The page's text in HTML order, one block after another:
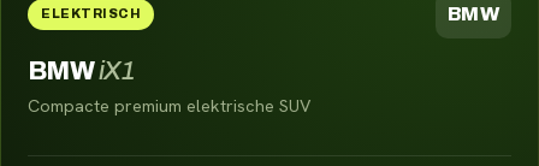
ELEKTRISCH BMW
BMWiX1
Compacte premium elektrische SUV